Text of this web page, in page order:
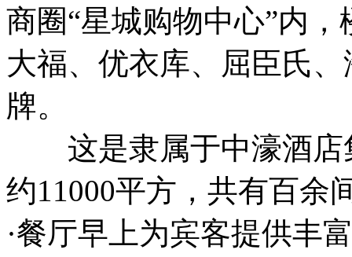
商圈“星城购物中心”内
大福、优衣库、屈臣氏
牌。
这是隶属于中濠酒店
约11000平方，共有百余
·餐厅早上为宾客提供丰